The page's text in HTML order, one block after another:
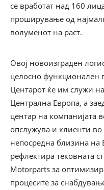
се вработат над 160
проширување од
волуменот на раст.
Овој новоизграден
целосно функционален
Центарот ќе им служи
Централна Европа, а
центар на компанијата
опслужува и клиенти
непосредна близина на
рефлектира тековната
Motorparts за
процесите за